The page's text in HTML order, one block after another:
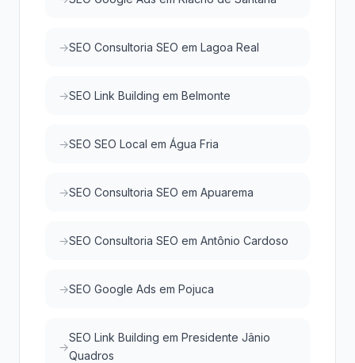
SEO Consultoria SEO em Lagoa Real
SEO Link Building em Belmonte
SEO SEO Local em Água Fria
SEO Consultoria SEO em Apuarema
SEO Consultoria SEO em Antônio Cardoso
SEO Google Ads em Pojuca
SEO Link Building em Presidente Jânio
Quadros